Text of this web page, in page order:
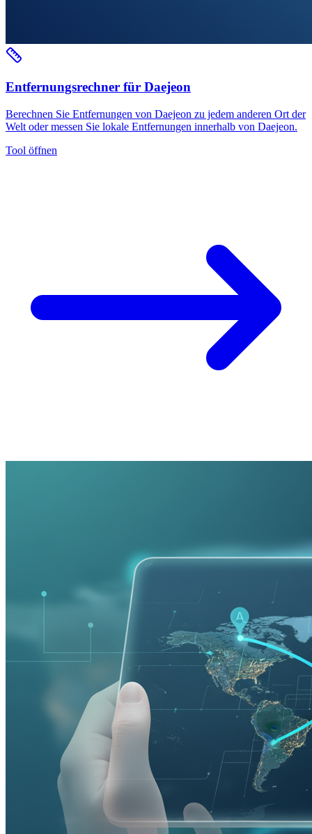
Entfernungsrechner für Daejeon
Berechnen Sie Entfernungen von Daejeon zu jedem anderen Ort der
Welt oder messen Sie lokale Entfernungen innerhalb von Daejeon.
Tool öffnen